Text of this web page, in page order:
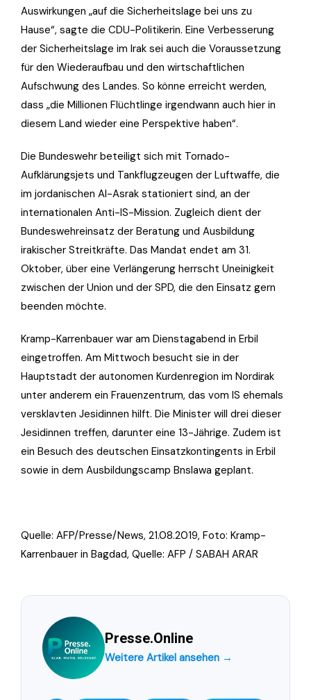
Auswirkungen „auf die Sicherheitslage bei uns zu
Hause“, sagte die CDU-Politikerin. Eine Verbesserung
der Sicherheitslage im Irak sei auch die Voraussetzung
für den Wiederaufbau und den wirtschaftlichen
Aufschwung des Landes. So könne erreicht werden,
dass „die Millionen Flüchtlinge irgendwann auch hier in
diesem Land wieder eine Perspektive haben“.
Die Bundeswehr beteiligt sich mit Tornado-
Aufklärungsjets und Tankflugzeugen der Luftwaffe, die
im jordanischen Al-Asrak stationiert sind, an der
internationalen Anti-IS-Mission. Zugleich dient der
Bundeswehreinsatz der Beratung und Ausbildung
irakischer Streitkräfte. Das Mandat endet am 31.
Oktober, über eine Verlängerung herrscht Uneinigkeit
zwischen der Union und der SPD, die den Einsatz gern
beenden möchte.
Kramp-Karrenbauer war am Dienstagabend in Erbil
eingetroffen. Am Mittwoch besucht sie in der
Hauptstadt der autonomen Kurdenregion im Nordirak
unter anderem ein Frauenzentrum, das vom IS ehemals
versklavten Jesidinnen hilft. Die Minister will drei dieser
Jesidinnen treffen, darunter eine 13-Jährige. Zudem ist
ein Besuch des deutschen Einsatzkontingents in Erbil
sowie in dem Ausbildungscamp Bnslawa geplant.
Quelle: AFP/Presse/News, 21.08.2019, Foto: Kramp-
Karrenbauer in Bagdad, Quelle: AFP / SABAH ARAR
Presse.Online
Weitere Artikel ansehen →